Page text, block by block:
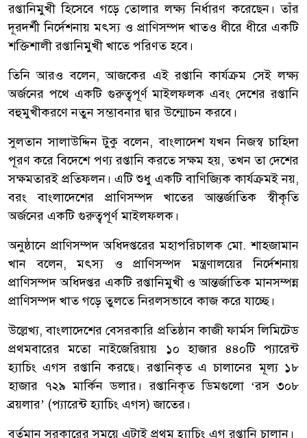
রপ্তানিমুখী হিসেবে গড়ে তোলার লক্ষ্য নির্ধারণ করেছেন। তাঁর
দূরদর্শী নির্দেশনায় মৎস্য ও প্রাণিসম্পদ খাতও ধীরে ধীরে একটি
শক্তিশালী রপ্তানিমুখী খাতে পরিণত হবে।
তিনি আরও বলেন, আজকের এই রপ্তানি কার্যক্রম সেই লক্ষ্য
অর্জনের পথে একটি গুরুত্বপূর্ণ মাইলফলক এবং দেশের রপ্তানি
বহুমুখীকরণে নতুন সম্ভাবনার দ্বার উন্মোচন করবে।
সুলতান সালাউদ্দিন টুকু বলেন, বাংলাদেশ যখন নিজস্ব চাহিদা
পূরণ করে বিদেশে পণ্য রপ্তানি করতে সক্ষম হয়, তখন তা দেশের
সক্ষমতারই প্রতিফলন। এটি শুধু একটি বাণিজ্যিক কার্যক্রমই নয়,
বরং বাংলাদেশের প্রাণিসম্পদ খাতের আন্তর্জাতিক স্বীকৃতি
অর্জনের একটি গুরুত্বপূর্ণ মাইলফলক।
অনুষ্ঠানে প্রাণিসম্পদ অধিদপ্তরের মহাপরিচালক মো. শাহজামান
খান বলেন, মৎস্য ও প্রাণিসম্পদ মন্ত্রণালয়ের নির্দেশনায়
প্রাণিসম্পদ অধিদপ্তর একটি রপ্তানিমুখী ও আন্তর্জাতিক মানসম্পন্ন
প্রাণিসম্পদ খাত গড়ে তুলতে নিরলসভাবে কাজ করে যাচ্ছে।
উল্লেখ্য, বাংলাদেশের বেসরকারি প্রতিষ্ঠান কাজী ফার্মস লিমিটেড
প্রথমবারের মতো নাইজেরিয়ায় ১০ হাজার ৪৪০টি প্যারেন্ট
হ্যাচিং এগস রপ্তানি করছে। রপ্তানিকৃত এ চালানের মূল্য ১৮
হাজার ৭২৯ মার্কিন ডলার। রপ্তানিকৃত ডিমগুলো ‘রস ৩০৮
ব্রয়লার’ (প্যারেন্ট হ্যাচিং এগস) জাতের।
বর্তমান সরকারের সময়ে এটাই প্রথম হ্যাচিং এগ রপ্তানি চালান।